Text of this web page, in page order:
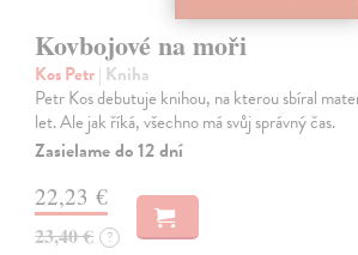
Kovbojové na moři
Kos Petr| Kniha
Petr Kos debutuje knihou, na kterou sbíral
let. Ale jak říká, všechno má svůj správný čas.
Zasielame do 12 dní
22,23 €
23,40 € ?